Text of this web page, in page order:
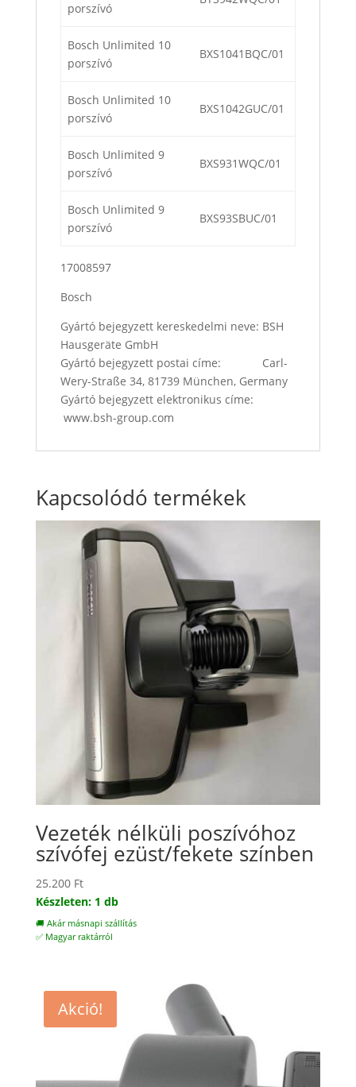
porszívó
Bosch Unlimited 10
porszívó
BXS1041BQC/01
Bosch Unlimited 10
porszívó
BXS1042GUC/01
Bosch Unlimited 9
porszívó
BXS931WQC/01
Bosch Unlimited 9
porszívó
BXS93SBUC/01
17008597
Bosch
Gyártó bejegyzett kereskedelmi neve: BSH
Hausgeräte GmbH
Gyártó bejegyzett postai címe: Carl-
Wery-Straße 34, 81739 München, Germany
Gyártó bejegyzett elektronikus címe:
www.bsh-group.com
Kapcsolódó termékek
Vezeték nélküli poszívóhoz
szívófej ezüst/fekete színben
25.200 Ft
Készleten: 1 db
🚚 Akár másnapi szállítás
✅ Magyar raktárról
Akció!